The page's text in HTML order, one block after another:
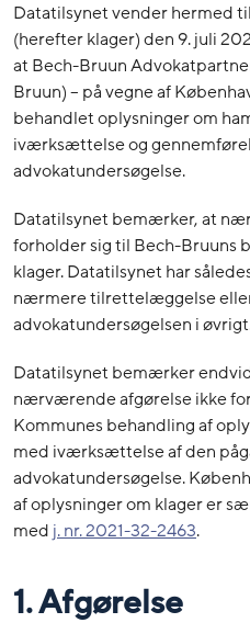
Datatilsynet vender hermed
(herefter klager) den 9. juli
at Bech-Bruun
Bruun) – på vegne af
behandlet oplysninger om
iværksættelse og
advokatundersøgelse.
Datatilsynet bemærker, at
forholder sig til Bech-Bruuns
klager. Datatilsynet har
nærmere tilrettelæggelse
advokatundersøgelsen i
Datatilsynet bemærker
nærværende afgørelse ikke
Kommunes behandling af
med iværksættelse af den
advokatundersøgelse.
af oplysninger om klager er
med j. nr. 2021-32-2463.
1. Afgørelse